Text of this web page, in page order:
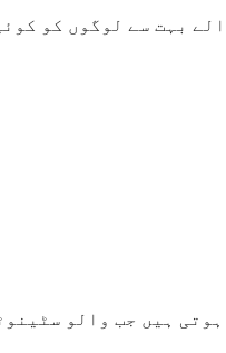
بہت سے لوگوں کو
ہوتی ہیں جب والو